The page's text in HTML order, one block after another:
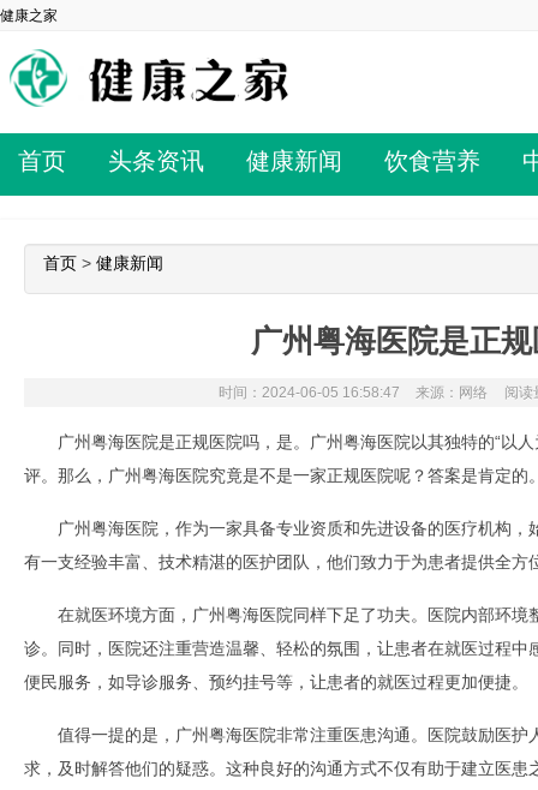
健康之家
首页 头条资讯 健康新闻 饮食营养
首页 > 健康新闻
广州粤海医院是正
时间：2024-06-05 16:58:47 来源：网络 阅读
广州粤海医院是正规医院吗，是。广州粤海医院以其独特的“以
评。那么，广州粤海医院究竟是不是一家正规医院呢？答案是肯定的
广州粤海医院，作为一家具备专业资质和先进设备的医疗机构
有一支经验丰富、技术精湛的医护团队，他们致力于为患者提供全方
在就医环境方面，广州粤海医院同样下足了功夫。医院内部环
诊。同时，医院还注重营造温馨、轻松的氛围，让患者在就医过程
便民服务，如导诊服务、预约挂号等，让患者的就医过程更加便捷。
值得一提的是，广州粤海医院非常注重医患沟通。医院鼓励医
求，及时解答他们的疑惑。这种良好的沟通方式不仅有助于建立医